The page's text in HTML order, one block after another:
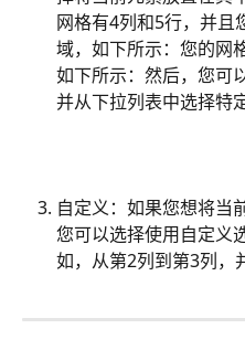
网格有4列和5行，并且
域，如下所示：您的网
如下所示：然后，您可
并从下拉列表中选择特
自定义：如果您想将当
您可以选择使用自定义
如，从第2列到第3列，